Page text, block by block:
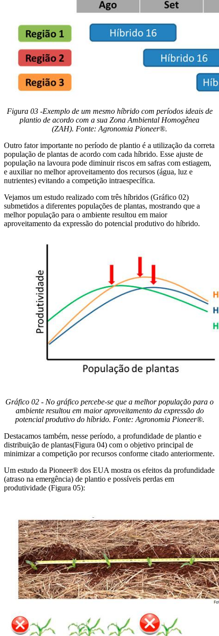
Figura 03 -Exemplo de um mesmo híbrido com períodos ideais de
plantio de acordo com a sua Zona Ambiental Homogênea
(ZAH). Fonte: Agronomia Pioneer®.
Outro fator importante no período de plantio é a utilização da correta
população de plantas de acordo com cada híbrido. Esse ajuste de
população na lavoura pode diminuir riscos em safras com estiagem,
e auxiliar no melhor aproveitamento dos recursos (água, luz e
nutrientes) evitando a competição intraespecífica.
Vejamos um estudo realizado com três híbridos (Gráfico 02)
submetidos a diferentes populações de plantas, mostrando que a
melhor população para o ambiente resultou em maior
aproveitamento da expressão do potencial produtivo do híbrido.
Gráfico 02 - No gráfico percebe-se que a melhor população para o
ambiente resultou em maior aproveitamento da expressão do
potencial produtivo do híbrido. Fonte: Agronomia Pioneer®.
Destacamos também, nesse período, a profundidade de plantio e
distribuição de plantas(Figura 04) com o objetivo principal de
minimizar a competição por recursos conforme citado anteriormente.
Um estudo da Pioneer® dos EUA mostra os efeitos da profundidade
(atraso na emergência) de plantio e possíveis perdas em
produtividade (Figura 05):